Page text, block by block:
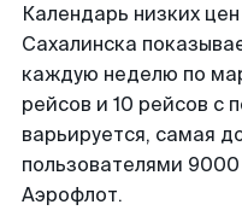
Календарь низких
Сахалинска
каждую неделю по
рейсов и 10 рейсов с
варьируется, самая
пользователями
Аэрофлот.